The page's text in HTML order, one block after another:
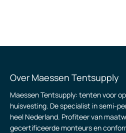
Over Maessen Tentsupply
Maessen Tentsupply: tenten voor
huisvesting. De specialist in semi-
heel Nederland. Profiteer van
gecertificeerde monteurs en